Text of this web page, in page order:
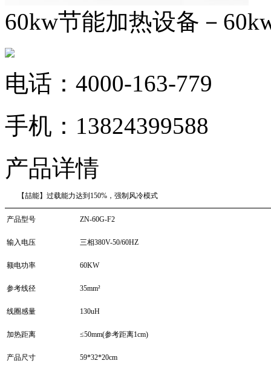
60kw节能加热设备－
电话： 4000-163-779
手机： 13824399588
产品详情
【喆能】过载能力达到150%，强制风冷模式
产品型号 ZN-60G-F2
输入电压 三相380V-50/60HZ
额电功率 60KW
参考线径 35mm²
线圈感量 130uH
加热距离 ≤50mm(参考距离1cm)
产品尺寸 59*32*20cm